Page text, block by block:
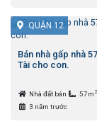
QUẬN 12
Bán nhà gấp nhà
Tài cho con.
Nhà đất bán 57m 2
3 năm trước